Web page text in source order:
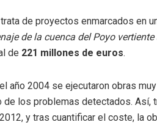
de proyectos enmarcados en
de la cuenca del Poyo
de 221 millones de euros.
año 2004 se ejecutaron obras
de los problemas detectados. Así,
y tras cuantificar el coste, la